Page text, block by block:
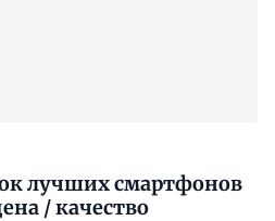
лучших смартфонов
/ качество